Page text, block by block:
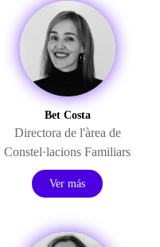
Bet Costa
Directora de l'àrea de
Constel·lacions Familiars
Ver más